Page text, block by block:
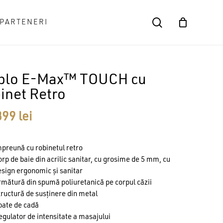
PARTENERI search
E-Max™ TOUCH cu
Retro
lei
cu robinetul retro
de baie din acrilic sanitar, cu grosime de 5 mm, cu
ergonomic și sanitar
din spumă poliuretanică pe corpul căzii
de susținere din metal
de cadă
de intensitate a masajului